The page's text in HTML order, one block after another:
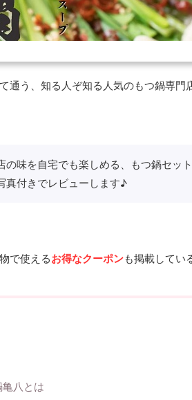
通う、知る人ぞ知る人気のもつ鍋専門
の味を自宅でも楽しめる、もつ鍋セッ
真付きでレビューします♪
で使えるお得なクーポンも掲載してい
八とは